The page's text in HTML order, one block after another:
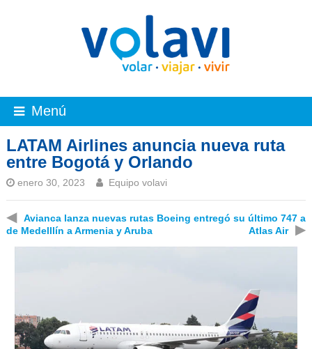
Menú
LATAM Airlines anuncia nueva ruta
entre Bogotá y Orlando
enero 30, 2023 Equipo volavi
◀
Avianca lanza nuevas rutas
de Medelllín a Armenia y Aruba
Boeing entregó su último 747 a
Atlas Air
▶